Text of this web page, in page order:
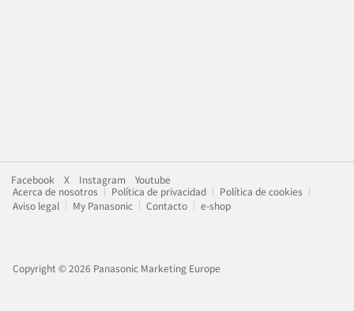
Facebook X Instagram
Youtube
Acerca de nosotros
Política de privacidad
Política de cookies
Aviso legal
My Panasonic Contacto e-shop
Copyright © 2026 Panasonic Marketing Europe